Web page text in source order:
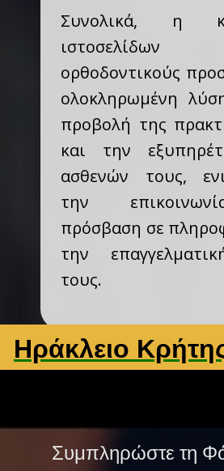
Συνολικά, η
ορθοδοντικούς
ολοκληρωμένη
προβολή της
και την
ασθενών τους,
την
πρόσβαση σε
την
τους.
Κρήτης
Συμπληρώστε τη